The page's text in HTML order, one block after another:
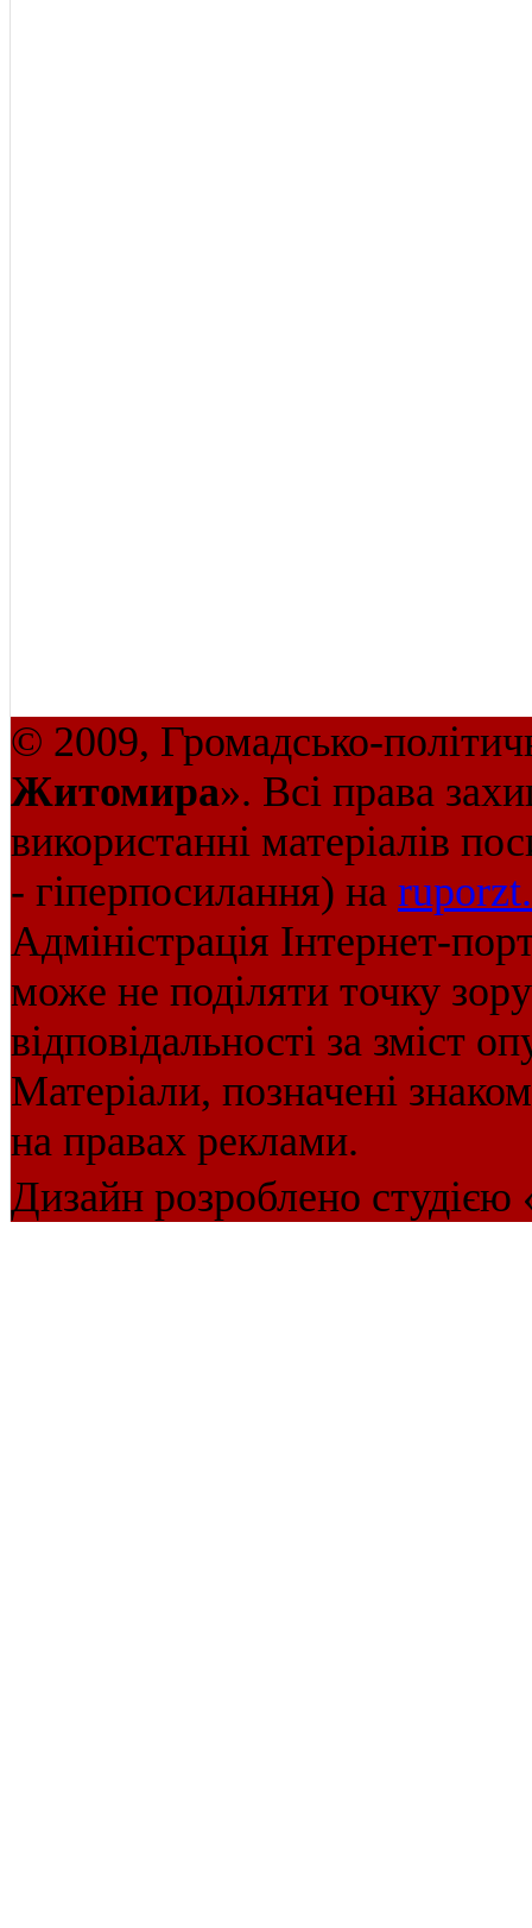
© 2009, Громадсько-
Житомира». Всі права
використанні матеріалів
- гіперпосилання) на
Адміністрація Інтернет-
може не поділяти точку
відповідальності за зміст
Матеріали, позначені
на правах реклами.
Дизайн розроблено студією